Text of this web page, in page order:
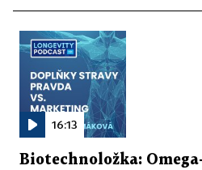
16:13
Biotechnoložka: